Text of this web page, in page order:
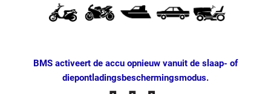
BMS activeert de accu opnieuw vanuit de slaap- of
diepontladingsbeschermingsmodus.